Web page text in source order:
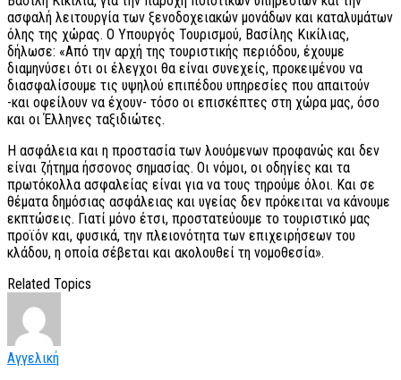
ασφαλή λειτουργία των ξενοδοχειακών μονάδων και καταλυμάτων
όλης της χώρας. Ο Υπουργός Τουρισμού, Βασίλης Κικίλιας,
δήλωσε: «Από την αρχή της τουριστικής περιόδου, έχουμε
διαμηνύσει ότι οι έλεγχοι θα είναι συνεχείς, προκειμένου να
διασφαλίσουμε τις υψηλού επιπέδου υπηρεσίες που απαιτούν
-και οφείλουν να έχουν- τόσο οι επισκέπτες στη χώρα μας, όσο
και οι Έλληνες ταξιδιώτες.
Η ασφάλεια και η προστασία των λουόμενων προφανώς και δεν
είναι ζήτημα ήσσονος σημασίας. Οι νόμοι, οι οδηγίες και τα
πρωτόκολλα ασφαλείας είναι για να τους τηρούμε όλοι. Και σε
θέματα δημόσιας ασφάλειας και υγείας δεν πρόκειται να κάνουμε
εκπτώσεις. Γιατί μόνο έτσι, προστατεύουμε το τουριστικό μας
προϊόν και, φυσικά, την πλειονότητα των επιχειρήσεων του
κλάδου, η οποία σέβεται και ακολουθεί τη νομοθεσία».
Related Topics
Αγγελική